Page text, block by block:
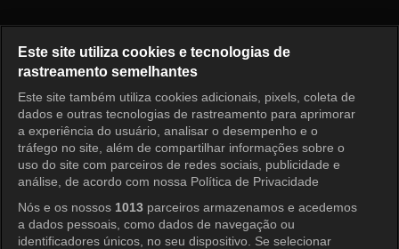
Entrar
Este site utiliza cookies e tecnologias de
rastreamento semelhantes
Este site também utiliza cookies adicionais, pixels, coleta de
dados e outras tecnologias de rastreamento para aprimorar
a experiência do usuário, analisar o desempenho e o
tráfego no site, além de compartilhar informações sobre o
uso do site com parceiros de redes sociais, publicidade e
análise, de acordo com nossa Política de Privacidade
Nós e os nossos 1013 parceiros armazenamos e acedemos
a dados pessoais, como dados de navegação ou
identificadores únicos, no seu dispositivo. Se selecionar